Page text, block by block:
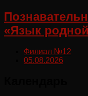
«Язык
Филиал №12
05.08.2026